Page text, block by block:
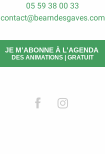
05 59 38 00 33
contact@bearndesgaves.com
JE M’ABONNE À L’AGENDA
DES ANIMATIONS | GRATUIT